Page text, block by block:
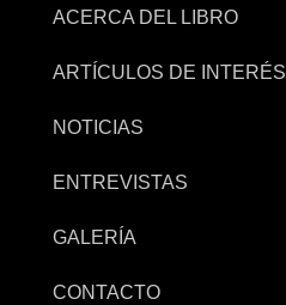
ACERCA DEL LIBRO
ARTÍCULOS DE INTERÉS
NOTICIAS
ENTREVISTAS
GALERÍA
CONTACTO